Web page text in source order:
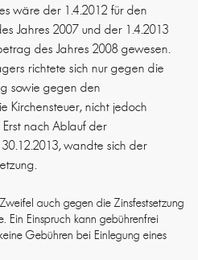
wäre der 1.4.2012 für den
Jahres 2007 und der 1.4.2013
des Jahres 2008 gewesen.
richtete sich nur gegen die
sowie gegen den
Kirchensteuer, nicht jedoch
nach Ablauf der
wandte sich der
auch gegen die Zinsfestsetzung
Ein Einspruch kann gebührenfrei
Gebühren bei Einlegung eines